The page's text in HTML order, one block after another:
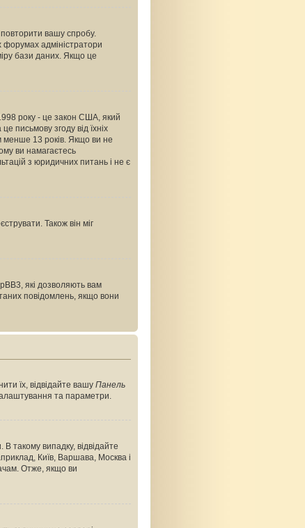
вашу спробу.
форумах адміністратори
бази даних. Якщо це
року - це закон США, який
письмову згоду від їхніх
менше 13 років. Якщо ви не
ви намагаєтесь
з юридичних питань і не є
Також він міг
які дозволяють вам
повідомлень, якщо вони
їх, відвідайте вашу Панель
та параметри.
такому випадку, відвідайте
Київ, Варшава, Москва і
Отже, якщо ви